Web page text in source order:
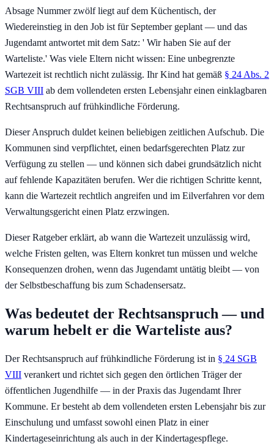
Absage Nummer zwölf liegt auf dem Küchentisch, der
Wiedereinstieg in den Job ist für September geplant — und das
Jugendamt antwortet mit dem Satz: ' Wir haben Sie auf der
Warteliste.' Was viele Eltern nicht wissen: Eine unbegrenzte
Wartezeit ist rechtlich nicht zulässig. Ihr Kind hat gemäß § 24 Abs. 2
SGB VIII ab dem vollendeten ersten Lebensjahr einen einklagbaren
Rechtsanspruch auf frühkindliche Förderung.
Dieser Anspruch duldet keinen beliebigen zeitlichen Aufschub. Die
Kommunen sind verpflichtet, einen bedarfsgerechten Platz zur
Verfügung zu stellen — und können sich dabei grundsätzlich nicht
auf fehlende Kapazitäten berufen. Wer die richtigen Schritte kennt,
kann die Wartezeit rechtlich angreifen und im Eilverfahren vor dem
Verwaltungsgericht einen Platz erzwingen.
Dieser Ratgeber erklärt, ab wann die Wartezeit unzulässig wird,
welche Fristen gelten, was Eltern konkret tun müssen und welche
Konsequenzen drohen, wenn das Jugendamt untätig bleibt — von
der Selbstbeschaffung bis zum Schadensersatz.
Was bedeutet der Rechtsanspruch — und
warum hebelt er die Warteliste aus?
Der Rechtsanspruch auf frühkindliche Förderung ist in § 24 SGB
VIII verankert und richtet sich gegen den örtlichen Träger der
öffentlichen Jugendhilfe — in der Praxis das Jugendamt Ihrer
Kommune. Er besteht ab dem vollendeten ersten Lebensjahr bis zur
Einschulung und umfasst sowohl einen Platz in einer
Kindertageseinrichtung als auch in der Kindertagespflege.